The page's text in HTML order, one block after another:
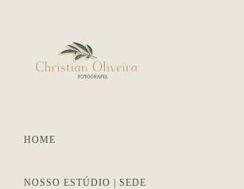
HOME
NOSSO ESTÚDIO | SEDE